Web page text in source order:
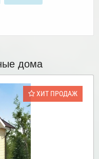
дома
ХИТ ПРОДАЖ